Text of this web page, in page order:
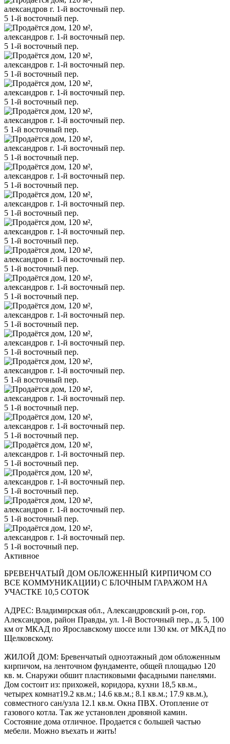
Активное
БРЕВЕНЧАТЫЙ ДОМ ОБЛОЖЕННЫЙ КИРПИЧОМ СО
ВСЕ КОММУНИКАЦИИ) С БЛОЧНЫМ ГАРАЖОМ НА
УЧАСТКЕ 10,5 СОТОК
АДРЕС: Владимирская обл., Александровский р-он, гор.
Александров, район Правды, ул. 1-й Восточный пер., д. 5, 100
км от МКАД по Ярославскому шоссе или 130 км. от МКАД по
Щелковскому.
ЖИЛОЙ ДОМ: Бревенчатый одноэтажный дом обложенным
кирпичом, на ленточном фундаменте, общей площадью 120
кв. м. Снаружи обшит пластиковыми фасадными панелями.
Дом состоит из: прихожей, коридора, кухни 18,5 кв.м.,
четырех комнат19.2 кв.м.; 14.6 кв.м.; 8.1 кв.м.; 17.9 кв.м.),
совместного сан/узла 12.1 кв.м. Окна ПВХ. Отопление от
газового котла. Так же установлен дровяной камин.
Состояние дома отличное. Продается с большей частью
мебели. Можно въехать и жить!